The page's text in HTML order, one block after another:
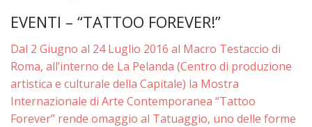
EVENTI – “TATTOO FOREVER!”
Dal 2 Giugno al 24 Luglio 2016 al Macro Testaccio di
Roma, all’interno de La Pelanda (Centro di produzione
artistica e culturale della Capitale) la Mostra
Internazionale di Arte Contemporanea “Tattoo
Forever” rende omaggio al Tatuaggio, uno delle forme